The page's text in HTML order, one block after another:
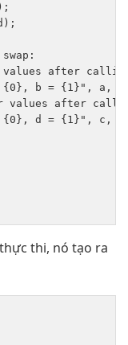
after
b = {1}", a,
values after
d = {1}", c,
thi, nó tạo ra